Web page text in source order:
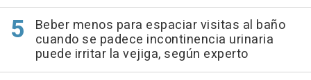
Beber menos para espaciar visitas al baño
cuando se padece incontinencia urinaria
puede irritar la vejiga, según experto